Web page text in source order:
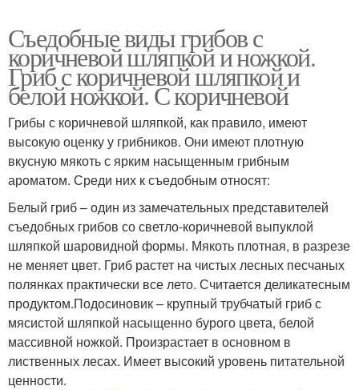
Съедобные виды грибов с
коричневой шляпкой и ножкой.
Гриб с коричневой шляпкой и
белой ножкой. С коричневой
Грибы с коричневой шляпкой, как правило, имеют
высокую оценку у грибников. Они имеют плотную
вкусную мякоть с ярким насыщенным грибным
ароматом. Среди них к съедобным относят:
Белый гриб – один из замечательных представителей
съедобных грибов со светло-коричневой выпуклой
шляпкой шаровидной формы. Мякоть плотная, в разрезе
не меняет цвет. Гриб растет на чистых лесных песчаных
полянках практически все лето. Считается деликатесным
продуктом.Подосиновик – крупный трубчатый гриб с
мясистой шляпкой насыщенно бурого цвета, белой
массивной ножкой. Произрастает в основном в
лиственных лесах. Имеет высокий уровень питательной
ценности.